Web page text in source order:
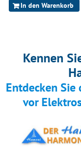
In den Warenkorb
Kennen
Entdecken Sie
vor